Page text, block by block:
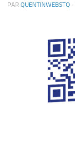
PAR QUENTINWEBSTQ ·